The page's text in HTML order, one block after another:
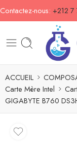
Contactez-nous: +212 7
ACCUEIL
Carte Mère Intel
GIGABYTE B760